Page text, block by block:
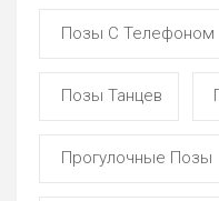
Позы С Телефоном
Позы Танцев
Прогулочные Позы